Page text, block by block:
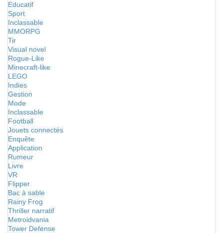
Educatif
Sport
Inclassable
MMORPG
Tir
Visual novel
Rogue-Like
Minecraft-like
LEGO
Indies
Gestion
Mode
Inclassable
Football
Jouets connectés
Enquête
Application
Rumeur
Livre
VR
Flipper
Bac à sable
Rainy Frog
Thriller narratif
Metroidvania
Tower Defense